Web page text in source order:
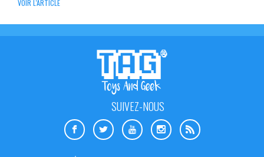
VOIR L'ARTICLE
SUIVEZ-NOUS